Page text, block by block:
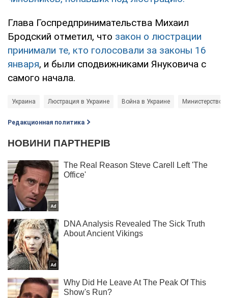
Глава Госпредпринимательства Михаил
Бродский отметил, что закон о люстрации
принимали те, кто голосовали за законы 16
января, и были сподвижниками Януковича с
самого начала.
Украина Люстрация в Украине Война в Украине Министерство
Редакционная политика